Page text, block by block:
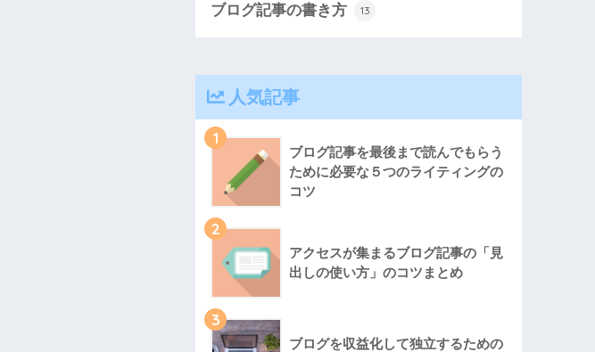
ブログ記事の書き方 13
人気記事
1
ブログ記事を最後まで読んでもらう
ために必要な５つのライティングの
コツ
2
アクセスが集まるブログ記事の「見
出しの使い方」のコツまとめ
3
ブログを収益化して独立するための